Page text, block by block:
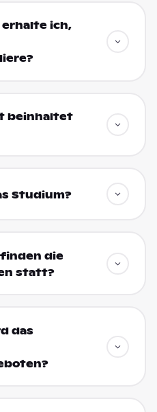
erhalte ich,
beinhaltet
Studium?
die
statt?
das